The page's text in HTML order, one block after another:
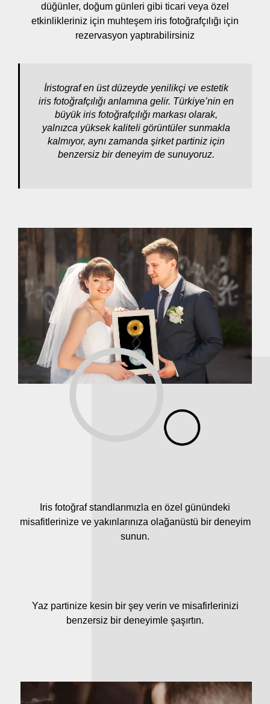
düğünler, doğum günleri gibi ticari veya özel
etkinlikleriniz için muhteşem iris fotoğrafçılığı için
rezervasyon yaptırabilirsiniz
İristograf en üst düzeyde yenilikçi ve estetik
iris fotoğrafçılığı anlamına gelir. Türkiye’nin en
büyük iris fotoğrafçılığı markası olarak,
yalnızca yüksek kaliteli görüntüler sunmakla
kalmıyor, aynı zamanda şirket partiniz için
benzersiz bir deneyim de sunuyoruz.
Iris fotoğraf standlarımızla en özel günündeki
misafitlerinize ve yakınlarınıza olağanüstü bir deneyim
sunun.
Yaz partinize kesin bir şey verin ve misafirlerinizi
benzersiz bir deneyimle şaşırtın.